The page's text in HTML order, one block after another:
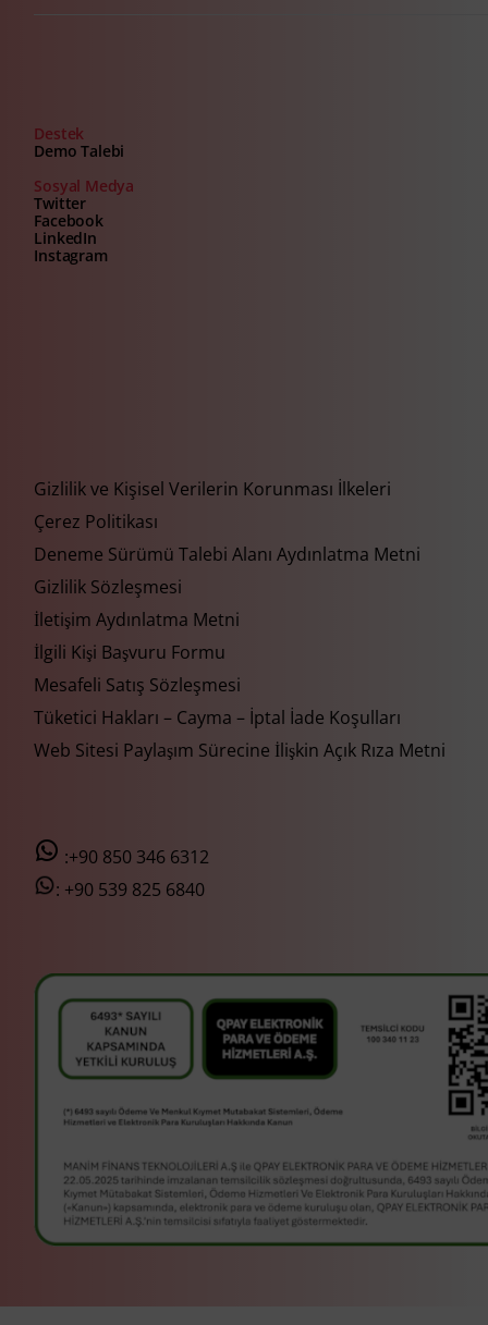
Destek
Demo Talebi
Sosyal Medya
Twitter
Facebook
LinkedIn
Instagram
Gizlilik ve Kişisel Verilerin Korunması İlkeleri
Çerez Politikası
Deneme Sürümü Talebi Alanı Aydınlatma Metni
Gizlilik Sözleşmesi
İletişim Aydınlatma Metni
İlgili Kişi Başvuru Formu
Mesafeli Satış Sözleşmesi
Tüketici Hakları – Cayma – İptal İade Koşulları
Web Sitesi Paylaşım Sürecine İlişkin Açık Rıza Metni
:+90 850 346 6312
: +90 539 825 6840